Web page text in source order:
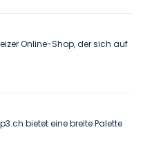
Online-Shop, der sich auf
bietet eine breite Palette